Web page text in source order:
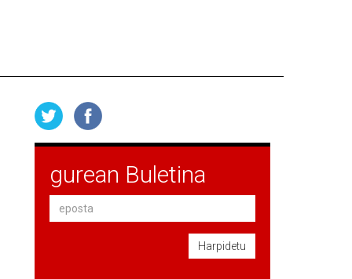
gurean Buletina
Harpidetu